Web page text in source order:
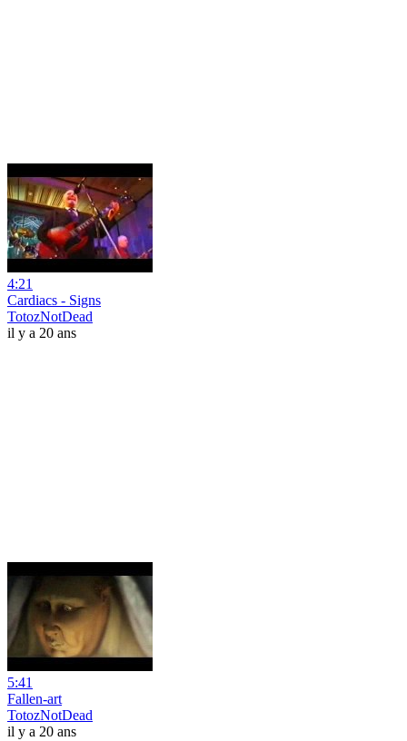
4:21
Cardiacs - Signs
TotozNotDead
il y a 20 ans
5:41
Fallen-art
TotozNotDead
il y a 20 ans